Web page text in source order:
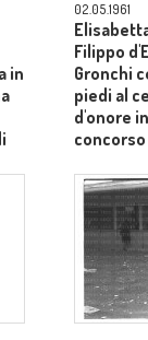
in
02.05.1961
Filippo
Gronchi
piedi al
d'onore